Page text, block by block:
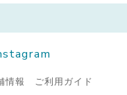
情報 ご利用ガイド